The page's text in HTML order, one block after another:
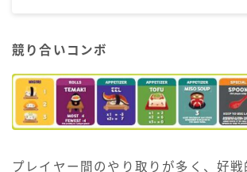
競り合いコンボ
プレイヤー間のやり取りが多く、好